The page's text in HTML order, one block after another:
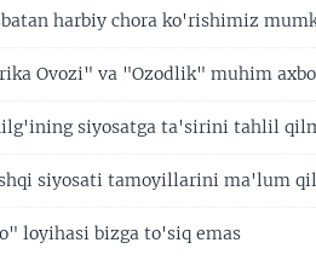
harbiy chora ko'rishimiz
Ovozi" va "Ozodlik" muhim
siyosatga ta'sirini tahlil
siyosati tamoyillarini ma'lum
loyihasi bizga to'siq emas